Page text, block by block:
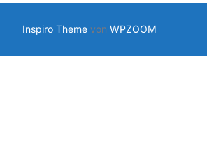
Inspiro Theme von WPZOOM